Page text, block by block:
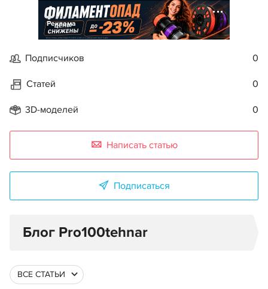
Реклама
Подписчиков 0
Статей 0
3D-моделей 0
Написать статью
Подписаться
Блог Pro100tehnar
ВСЕ СТАТЬИ